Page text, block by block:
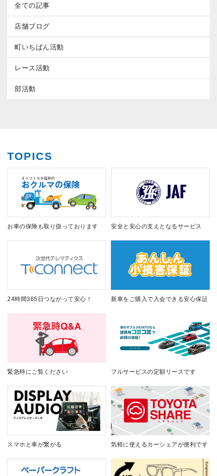
全ての記事
店舗ブログ
町いちばん活動
レース活動
部活動
TOPICS
お車の保険も取り扱っております 安全と安心の支えとなるサービス
24時間365日つながって安心！ 新車をご購入で入会できる安心保証
緊急時にご覧ください フルサービスの定額リースです
スマホと車が繋がる 気軽に使えるカーシェアが便利です